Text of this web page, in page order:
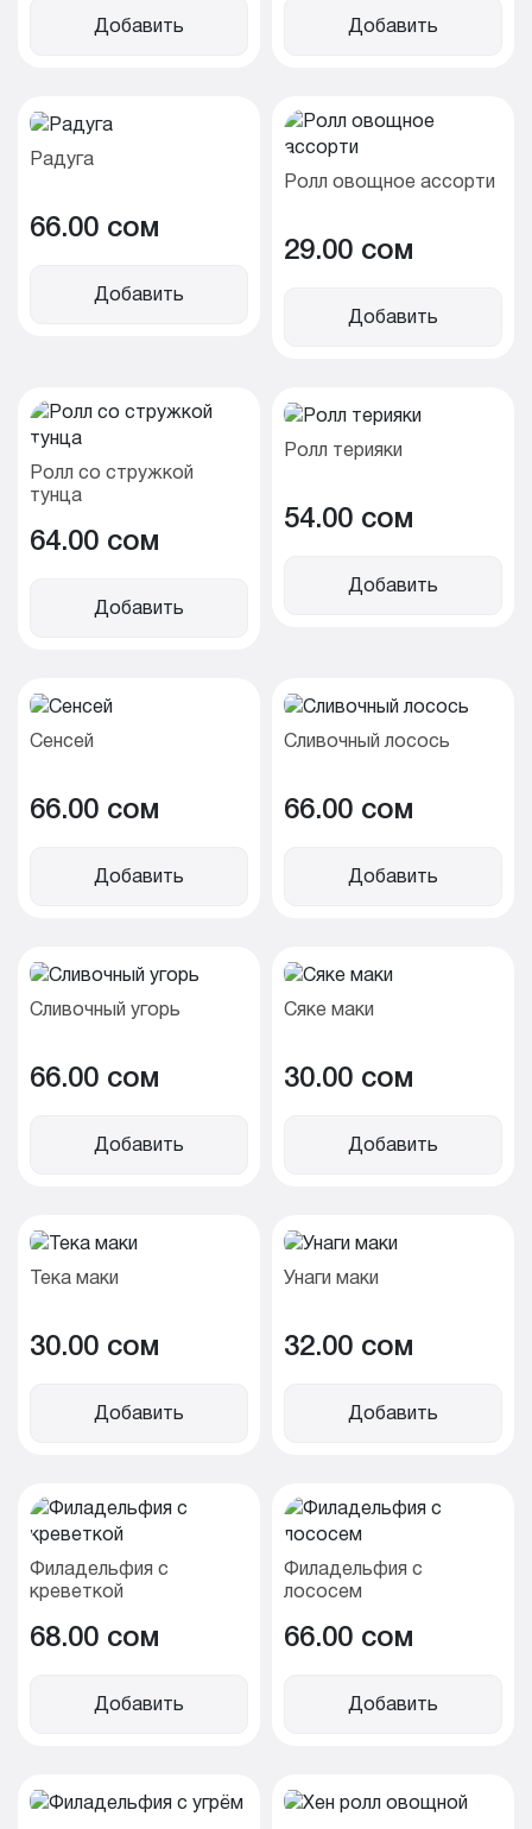
Добавить Добавить
Радуга
66.00 cом
Добавить
Ролл овощное ассорти
29.00 cом
Добавить
Ролл со стружкой
тунца
64.00 cом
Добавить
Ролл терияки
54.00 cом
Добавить
Сенсей
66.00 cом
Добавить
Сливочный лосось
66.00 cом
Добавить
Сливочный угорь
66.00 cом
Добавить
Сяке маки
30.00 cом
Добавить
Тека маки
30.00 cом
Добавить
Унаги маки
32.00 cом
Добавить
Филадельфия с
креветкой
68.00 cом
Добавить
Филадельфия с
лососем
66.00 cом
Добавить